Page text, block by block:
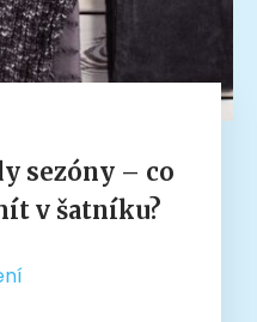
sezóny – co
v šatníku?